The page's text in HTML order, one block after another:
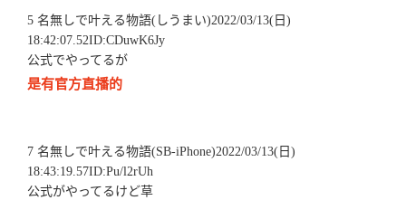
5 名無しで叶える物語(しうまい)2022/03/13(日)
18:42:07.52ID:CDuwK6Jy
公式でやってるが
是有官方直播的
7 名無しで叶える物語(SB-iPhone)2022/03/13(日)
18:43:19.57ID:Pu/l2rUh
公式がやってるけど草